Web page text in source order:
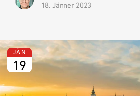
Hold Estate
News
Kontakt
18. Jänner 2023
JÄN
19